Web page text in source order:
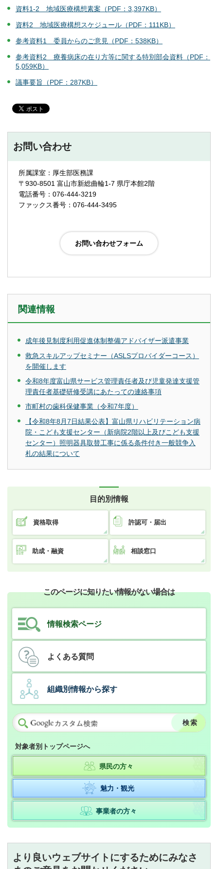
資料1-2 地域医療構想素案（PDF：3,397KB）
資料2 地域医療構想スケジュール（PDF：111KB）
参考資料1 委員からのご意見（PDF：538KB）
参考資料2 療養病床の在り方等に関する特別部会資料（PDF：
5,059KB）
議事要旨（PDF：287KB）
お問い合わせ
所属課室：厚生部医務課
〒930-8501 富山市新総曲輪1-7 県庁本館2階
電話番号：076-444-3219
ファックス番号：076-444-3495
関連情報
成年後見制度利用促進体制整備アドバイザー派遣事業
救急スキルアップセミナー（ASLSプロバイダーコース）
を開催します
令和8年度富山県サービス管理責任者及び児童発達支援管
理責任者基礎研修受講にあたっての連絡事項
市町村の歯科保健事業（令和7年度）
【令和8年8月7日結果公表】富山県リハビリテーション病
院・こども支援センター（新病院2階以上及びこども支援
センター）照明器具取替工事に係る条件付き一般競争入
札の結果について
目的別情報
資格取得 許認可・届出
助成・融資 相談窓口
このページに知りたい情報がない場合は
情報検索ページ
よくある質問
組織別情報から探す
対象者別トップページへ
県民の方々
魅力・観光
事業者の方々
より良いウェブサイトにするためにみなさ